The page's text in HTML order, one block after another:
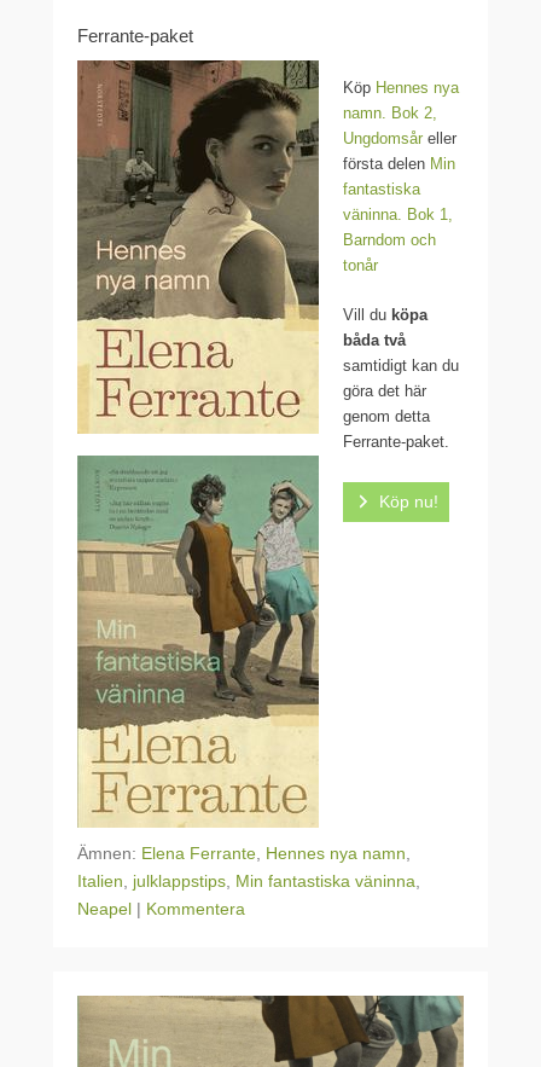
Ferrante-paket
Köp Hennes nya
namn. Bok 2,
Ungdomsåreller
första delen Min
fantastiska
väninna. Bok 1,
Barndom och
tonår
Vill duköpa
båda två
samtidigt kan du
göra det här
genom detta
Ferrante-paket.
Köp nu!
Ämnen: Elena Ferrante Hennes nya namn
Italien
julklappstips Min fantastiska väninna
Neapel | Kommentera